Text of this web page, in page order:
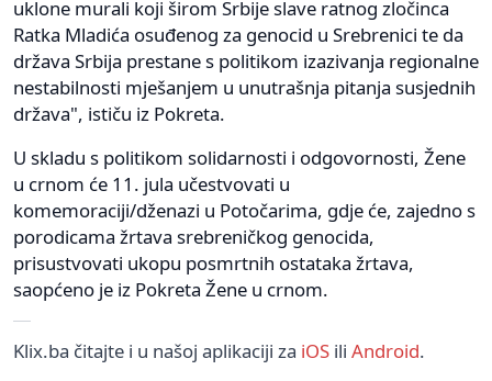
uklone murali koji širom Srbije slave ratnog zločinca
Ratka Mladića osuđenog za genocid u Srebrenici te da
država Srbija prestane s politikom izazivanja regionalne
nestabilnosti mješanjem u unutrašnja pitanja susjednih
država", ističu iz Pokreta.
U skladu s politikom solidarnosti i odgovornosti, Žene
u crnom će 11. jula učestvovati u
komemoraciji/dženazi u Potočarima, gdje će, zajedno s
porodicama žrtava srebreničkog genocida,
prisustvovati ukopu posmrtnih ostataka žrtava,
saopćeno je iz Pokreta Žene u crnom.
Klix.ba čitajte i u našoj aplikaciji za iOS ili Android.